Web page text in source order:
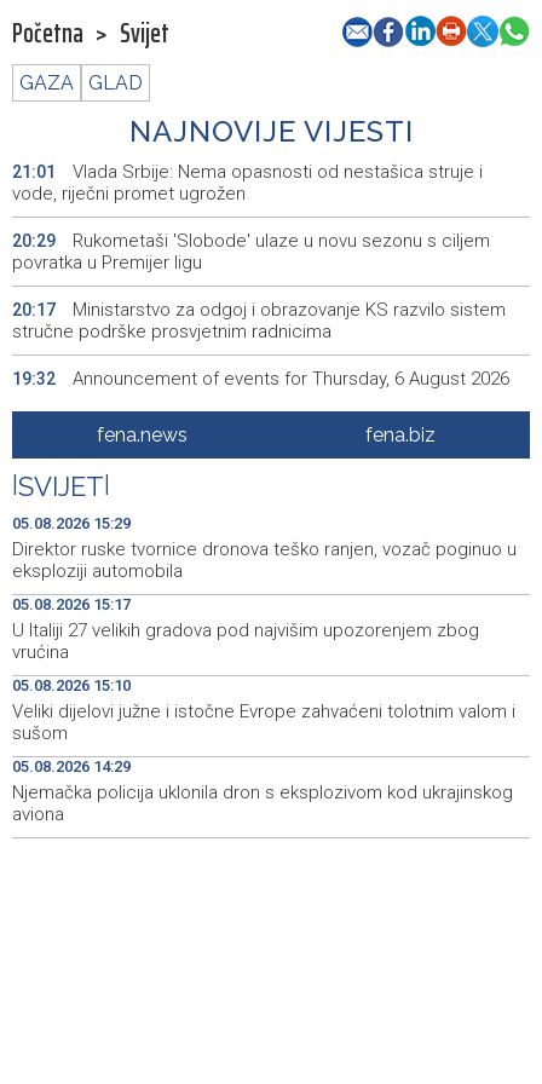
Početna > Svijet
GAZA GLAD
NAJNOVIJE VIJESTI
21:01
Vlada Srbije: Nema opasnosti od nestašica struje i
vode, riječni promet ugrožen
20:29
Rukometaši 'Slobode' ulaze u novu sezonu s ciljem
povratka u Premijer ligu
20:17
Ministarstvo za odgoj i obrazovanje KS razvilo sistem
stručne podrške prosvjetnim radnicima
19:32 Announcement of events for Thursday, 6 August 2026
Rise in electric scooter injuries among children; Biloš:
Head and facial injuries most common
19:25
Ministarstvo saobraćaja KS: Uskoro javna nabavka za
obnovu mosta u ulici Ive Andrića
19:15
Pomozi.ba pomaže Gazi - Od početka 2026. podijeljeno
40.000 toplih obroka, u augustu nove aktivnosti
19:12
Conference on representation of constituent peoples
and Others in BiH institutions on August 7
19:12
'Šetnica kulture' nastavljena modnom revijom i
predstavljanjem kozmetike
19:05
Prosecutor's Office indicts former Court of BiH
employee for alleged embezzlement
fena.news fena.biz
SVIJET
05.08.2026 15:29
Direktor ruske tvornice dronova teško ranjen, vozač poginuo u
eksploziji automobila
05.08.2026 15:17
U Italiji 27 velikih gradova pod najvišim upozorenjem zbog
vrućina
05.08.2026 15:10
Veliki dijelovi južne i istočne Evrope zahvaćeni tolotnim valom i
sušom
05.08.2026 14:29
Njemačka policija uklonila dron s eksplozivom kod ukrajinskog
aviona